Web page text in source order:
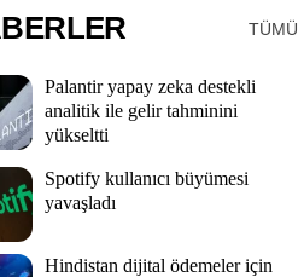
TÜMÜ
Palantir yapay zeka destekli
analitik ile gelir tahminini
yükseltti
Spotify kullanıcı büyümesi
yavaşladı
Hindistan dijital ödemeler için